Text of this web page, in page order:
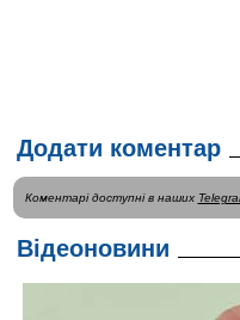
Додати коментар
Коментарі доступні в наших
Відеоновини